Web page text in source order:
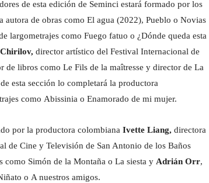
de esta edición de Seminci estará formado por los
autora de obras como El agua (2022), Pueblo o Novias
largometrajes como Fuego fatuo o ¿Dónde queda esta
director artístico del Festival Internacional de
de libros como Le Fils de la maîtresse y director de La
esta sección lo completará la productora
como Abissinia o Enamorado de mi mujer.
por la productora colombiana Ivette Liang, directora
de Cine y Televisión de San Antonio de los Baños
como Simón de la Montaña o La siesta y Adrián Orr,
o A nuestros amigos.